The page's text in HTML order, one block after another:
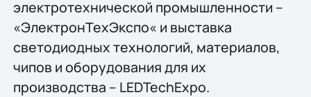
электротехнической промышленности –
«ЭлектронТехЭкспо« и выставка
светодиодных технологий, материалов,
чипов и оборудования для их
производства – LEDTechExpo.